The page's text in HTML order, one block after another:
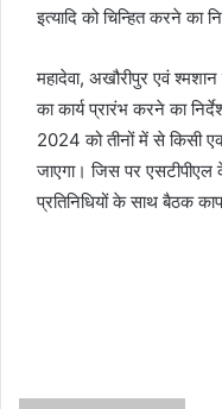
इत्यादि को चिन्हित करने का
महादेवा, अखौरीपुर एवं
का कार्य प्रारंभ करने का
2024 को तीनों में से किसी
जाएगा। जिस पर एसटीपीएल
प्रतिनिधियों के साथ बैठक